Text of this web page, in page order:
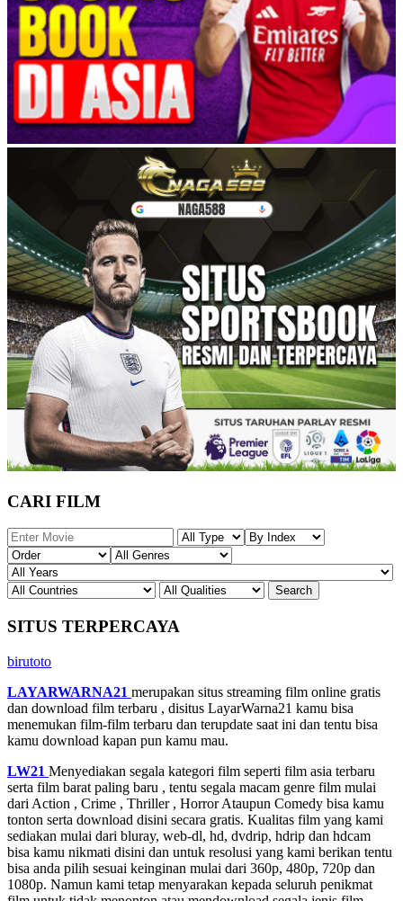
CARI FILM
SITUS TERPERCAYA
birutoto
LAYARWARNA21 merupakan situs streaming film online gratis
dan download film terbaru , disitus LayarWarna21 kamu bisa
menemukan film-film terbaru dan terupdate saat ini dan tentu bisa
kamu download kapan pun kamu mau.
LW21 Menyediakan segala kategori film seperti film asia terbaru
serta film barat paling baru , tentu segala macam genre film mulai
dari Action , Crime , Thriller , Horror Ataupun Comedy bisa kamu
tonton serta download disini secara gratis. Kualitas film yang kami
sediakan mulai dari bluray, web-dl, hd, dvdrip, hdrip dan hdcam
bisa kamu nikmati disini dan untuk resolusi yang kami berikan tentu
bisa anda pilih sesuai keinginan mulai dari 360p, 480p, 720p dan
1080p. Namun kami tetap menyarakan kepada seluruh penikmat